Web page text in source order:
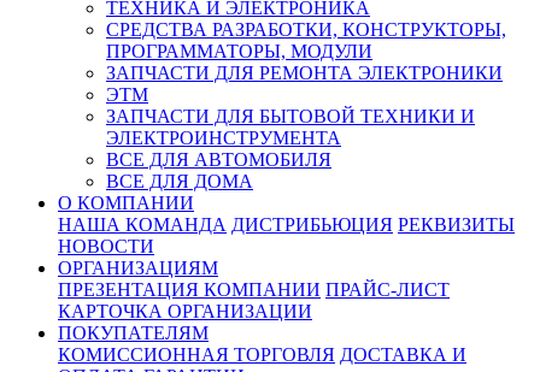
ТЕХНИКА И ЭЛЕКТРОНИКА
СРЕДСТВА РАЗРАБОТКИ, КОНСТРУКТОРЫ,
ПРОГРАММАТОРЫ, МОДУЛИ
ЗАПЧАСТИ ДЛЯ РЕМОНТА ЭЛЕКТРОНИКИ
ЭТМ
ЗАПЧАСТИ ДЛЯ БЫТОВОЙ ТЕХНИКИ И
ЭЛЕКТРОИНСТРУМЕНТА
ВСЕ ДЛЯ АВТОМОБИЛЯ
ВСЕ ДЛЯ ДОМА
О КОМПАНИИ
НАША КОМАНДА ДИСТРИБЬЮЦИЯ РЕКВИЗИТЫ
НОВОСТИ
ОРГАНИЗАЦИЯМ
ПРЕЗЕНТАЦИЯ КОМПАНИИ ПРАЙС-ЛИСТ
КАРТОЧКА ОРГАНИЗАЦИИ
ПОКУПАТЕЛЯМ
КОМИССИОННАЯ ТОРГОВЛЯ ДОСТАВКА И